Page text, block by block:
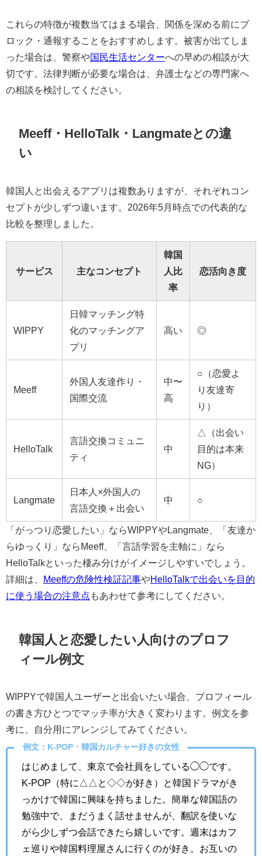
これらの特徴が複数当てはまる場合、関係を深める前にブ
ロック・通報することをおすすめします。被害が出てしま
った場合は、警察や国民生活センターへの早めの相談が大
切です。法律判断が必要な場合は、弁護士などの専門家へ
の相談を検討してください。
Meeff・HelloTalk・Langmateとの違
い
韓国人と出会えるアプリは複数ありますが、それぞれコン
セプトが少しずつ違います。2026年5月時点での代表的な
比較を整理しました。
サービス 主なコンセプト
韓国
人比
率
恋活向き度
WIPPY
日韓マッチング特
化のマッチングア
プリ
高い ◎
Meeff
外国人友達作り・
国際交流
中〜
高
○（恋愛よ
り友達寄
り）
HelloTalk
言語交換コミュニ
ティ
中
△（出会い
目的は本来
NG）
Langmate
日本人×外国人の
言語交換＋出会い
中 ○
「がっつり恋愛したい」ならWIPPYやLangmate、「友達か
らゆっくり」ならMeeff、「言語学習を主軸に」なら
HelloTalkといった棲み分けがイメージしやすいでしょう。
詳細は、
Meeffの危険性検証記事やHelloTalkで出会いを目的
に使う場合の注意点 もあわせて参考にしてください。
韓国人と恋愛したい人向けのプロフ
ィール例文
WIPPYで韓国人ユーザーと出会いたい場合、プロフィール
の書き方ひとつでマッチ率が大きく変わります。例文を参
考に、自分用にアレンジしてみてください。
例文：K-POP・韓国カルチャー好きの女性
はじめまして、東京で会社員をしている◯◯です。
K-POP（特に△△と◇◇が好き）と韓国ドラマがき
っかけで韓国に興味を持ちました。簡単な韓国語の
勉強中で、まだうまく話せませんが、翻訳を使いな
がら少しずつ会話できたら嬉しいです。週末はカフ
ェ巡りや韓国料理屋さんに行くのが好き。お互いの